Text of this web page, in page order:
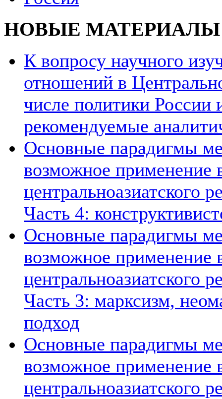
НОВЫЕ МАТЕРИАЛЫ
К вопросу научного
отношений в
числе политики России
рекомендуемые
Основные парадигмы
возможное применение
центральноазиатского
Часть 4:
Основные парадигмы
возможное применение
центральноазиатского
Часть 3: марксизм,
подход
Основные парадигмы
возможное применение
центральноазиатского